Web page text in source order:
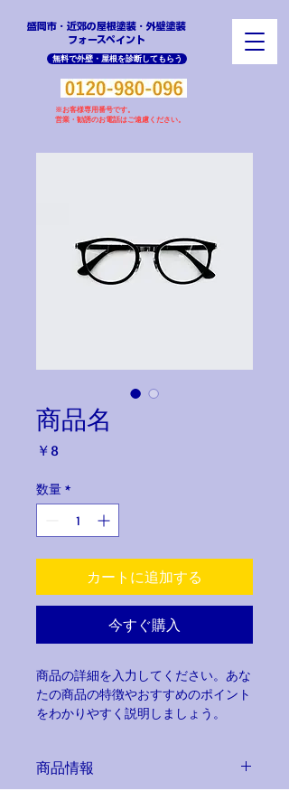
盛岡市・近郊の屋根塗装・外壁塗装
​フォースペイント
※お客様専用番号です。
営業・勧誘のお電話はご遠慮ください。
無料で外壁・屋根を診断してもらう
商品名
￥8価
数量 *
カートに追加する
今すぐ購入
商品の詳細を入力してください。あな
たの商品の特徴やおすすめのポイント
をわかりやすく説明しましょう。
商品情報